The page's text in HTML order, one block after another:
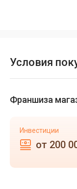
Условия
Франшиза
Инвестиции
от 200